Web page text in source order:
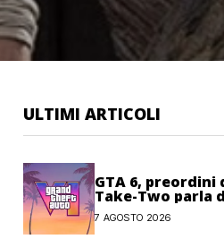
ULTIMI ARTICOLI
GTA 6, preordini
Take-Two parla
“senza
7 AGOSTO 2026